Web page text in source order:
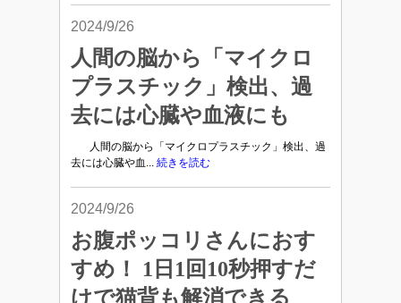
2024/9/26
人間の脳から「マイクロ
プラスチック」検出、過
去には心臓や血液にも
人間の脳から「マイクロプラスチック」検出、過
去には心臓や血... 続きを読む
2024/9/26
お腹ポッコリさんにおす
すめ！ 1日1回10秒押すだ
けで猫背も解消できる